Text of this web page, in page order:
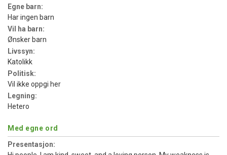
Egne barn:
Har ingen barn
Vil ha barn:
Ønsker barn
Livssyn:
Katolikk
Politisk:
Vil ikke oppgi her
Legning:
Hetero
Med egne ord
Presentasjon: